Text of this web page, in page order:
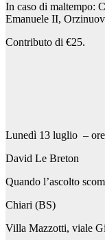
In caso di maltempo:
Emanuele II,
Contributo di €25.
Lunedì 13 luglio –
David Le Breton
Quando l’ascolto
Chiari (BS)
Villa Mazzotti, viale